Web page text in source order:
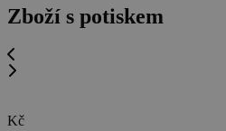
Zboží s potiskem
Kč